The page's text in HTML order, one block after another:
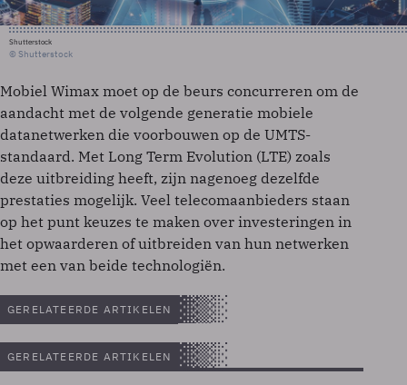
Shutterstock
© Shutterstock
Mobiel Wimax moet op de beurs concurreren om de
aandacht met de volgende generatie mobiele
datanetwerken die voorbouwen op de UMTS-
standaard. Met Long Term Evolution (LTE) zoals
deze uitbreiding heeft, zijn nagenoeg dezelfde
prestaties mogelijk. Veel telecomaanbieders staan
op het punt keuzes te maken over investeringen in
het opwaarderen of uitbreiden van hun netwerken
met een van beide technologiën.
GERELATEERDE ARTIKELEN
GERELATEERDE ARTIKELEN